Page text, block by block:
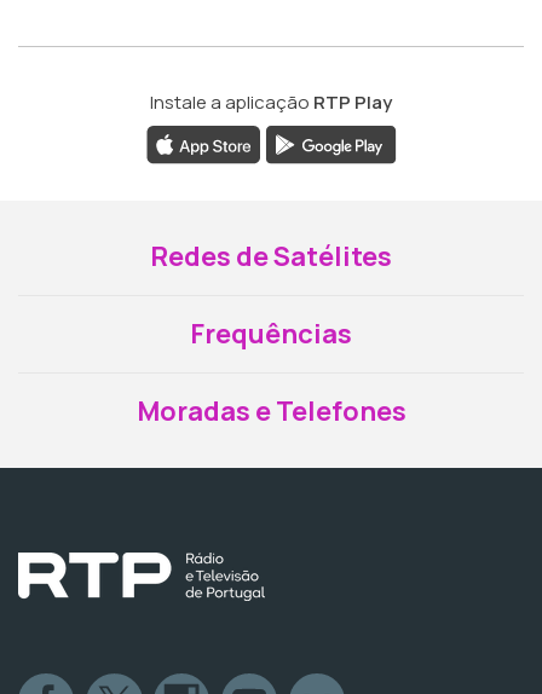
Instale a aplicação RTP Play
Redes de Satélites
Frequências
Moradas e Telefones